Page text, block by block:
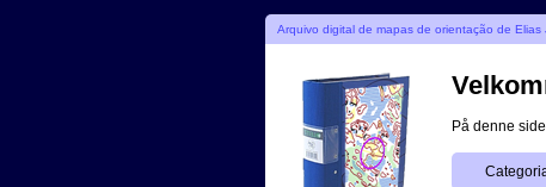
Arquivo digital de mapas de orientação de Elias
På denne